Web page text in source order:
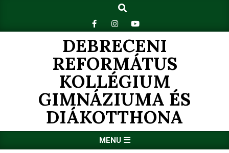
content
Search
DEBRECENI
REFORMÁTUS
KOLLÉGIUM
GIMNÁZIUMA ÉS
DIÁKOTTHONA
Navigation
MENU